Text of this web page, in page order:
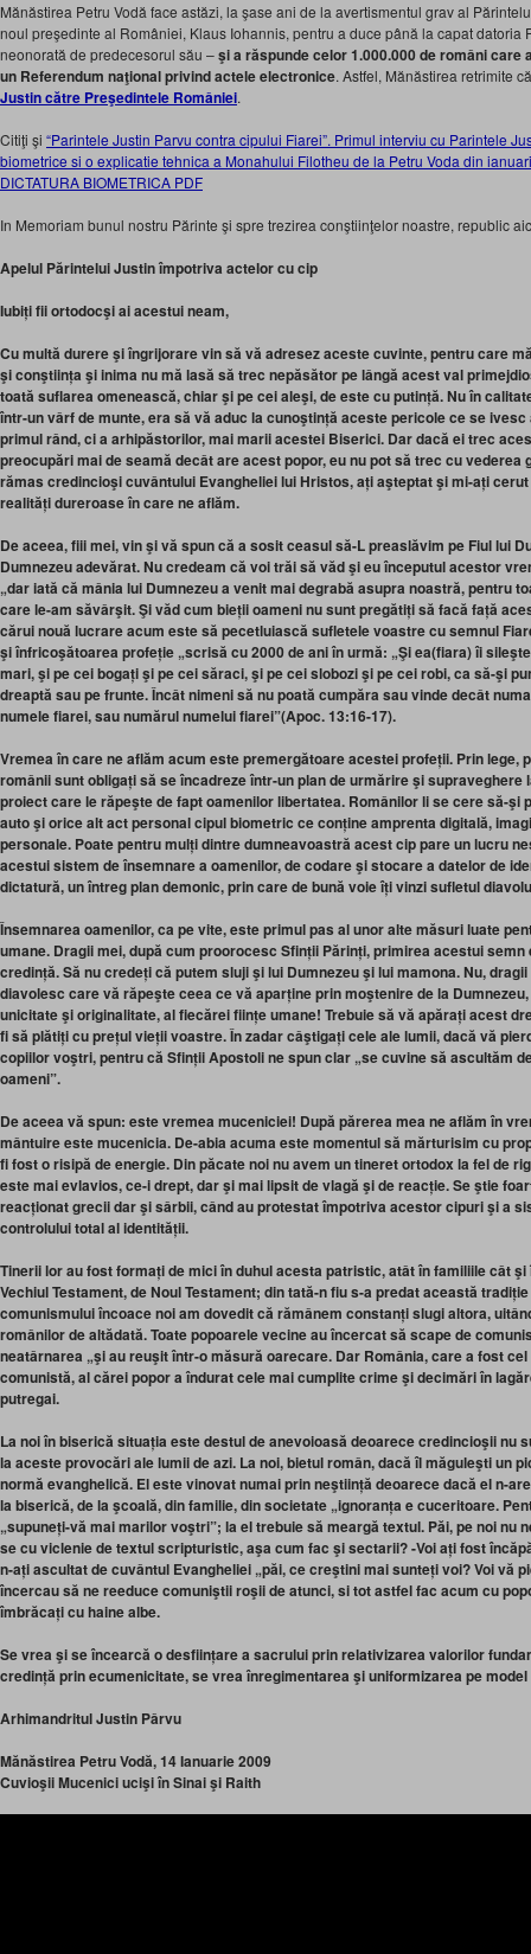
Mănăstirea Petru Vodă face astăzi, la şase ani de la avertismentul grav al
noul preşedinte al României, Klaus Iohannis, pentru a duce până la capat datoria
neonorată de predecesorul său –şi a răspunde celor 1.000.000 de români care
un Referendum naţional privind actele electronice. Astfel, Mănăstirea retrimite
Justin către Preşedintele României.
Citiţi şi “Parintele Justin Parvu contra cipului Fiarei”. Primul interviu cu Parintele
biometrice si o explicatie tehnica a Monahului Filotheu de la Petru Voda din
DICTATURA BIOMETRICA PDF
In Memoriam bunul nostru Părinte şi spre trezirea conştiinţelor noastre, republic
Apelul Părintelui Justin împotriva actelor cu cip
Iubiți fii ortodocşi ai acestui neam,
Cu multă durere şi îngrijorare vin să vă adresez aceste cuvinte, pentru care
şi conştiința şi inima nu mă lasă să trec nepăsător pe lângă acest val
toată suflarea omenească, chiar şi pe cei aleşi, de este cu putință. Nu în
într-un vârf de munte, era să vă aduc la cunoştință aceste pericole ce se
primul rând, ci a arhipăstorilor, mai marii acestei Biserici. Dar dacă ei trec
preocupări mai de seamă decât are acest popor, eu nu pot să trec cu
rămas credincioşi cuvântului Evangheliei lui Hristos, ați aşteptat şi mi-ați
realități dureroase în care ne aflăm.
De aceea, fiii mei, vin şi vă spun că a sosit ceasul să-L preaslăvim pe Fiul lui
Dumnezeu adevărat. Nu credeam că voi trăi să văd şi eu începutul acestor
„dar iată că mânia lui Dumnezeu a venit mai degrabă asupra noastră, pentru
care le-am săvârşit. Şi văd cum bieții oameni nu sunt pregătiți să facă față
cărui nouă lucrare acum este să pecetluiască sufletele voastre cu semnul
şi înfricoşătoarea profeție „scrisă cu 2000 de ani în urmă: „Şi ea(fiara) îi
mari, şi pe cei bogați şi pe cei săraci, şi pe cei slobozi şi pe cei robi, ca să-şi
dreaptă sau pe frunte. Încât nimeni să nu poată cumpăra sau vinde decât
numele fiarei, sau numărul numelui fiarei”(Apoc. 13:16-17).
Vremea în care ne aflăm acum este premergătoare acestei profeții. Prin lege,
românii sunt obligați să se încadreze într-un plan de urmărire şi supraveghere
proiect care le răpeşte de fapt oamenilor libertatea. Românilor li se cere să-şi
auto şi orice alt act personal cipul biometric ce conține amprenta digitală,
personale. Poate pentru mulți dintre dumneavoastră acest cip pare un lucru
acestui sistem de însemnare a oamenilor, de codare şi stocare a datelor de
dictatură, un întreg plan demonic, prin care de bună voie îți vinzi sufletul
Însemnarea oamenilor, ca pe vite, este primul pas al unor alte măsuri luate
umane. Dragii mei, după cum proorocesc Sfinții Părinți, primirea acestui
credință. Să nu credeți că putem sluji şi lui Dumnezeu şi lui mamona. Nu,
diavolesc care vă răpeşte ceea ce vă aparține prin moştenire de la
unicitate şi originalitate, al fiecărei ființe umane! Trebuie să vă apărați acest
fi să plătiți cu prețul vieții voastre. În zadar câştigați cele ale lumii, dacă vă
copiilor voştri, pentru că Sfinții Apostoli ne spun clar „se cuvine să ascultăm
oameni”.
De aceea vă spun: este vremea muceniciei! După părerea mea ne aflăm în
mântuire este mucenicia. De-abia acuma este momentul să mărturisim cu
fi fost o risipă de energie. Din păcate noi nu avem un tineret ortodox la fel de
este mai evlavios, ce-i drept, dar şi mai lipsit de vlagă şi de reacție. Se ştie
reacționat grecii dar şi sârbii, când au protestat împotriva acestor cipuri şi a
controlului total al identității.
Tinerii lor au fost formați de mici în duhul acesta patristic, atât în familiile cât şi
Vechiul Testament, de Noul Testament; din tată-n fiu s-a predat această
comunismului încoace noi am dovedit că rămânem constanți slugi altora,
românilor de altădată. Toate popoarele vecine au încercat să scape de
neatârnarea „şi au reuşit într-o măsură oarecare. Dar România, care a fost
comunistă, al cărei popor a îndurat cele mai cumplite crime şi decimări în
putregai.
La noi în biserică situația este destul de anevoioasă deoarece credincioşii nu
la aceste provocări ale lumii de azi. La noi, bietul român, dacă îl măguleşti un
normă evanghelică. El este vinovat numai prin neştiință deoarece dacă el n-
la biserică, de la şcoală, din familie, din societate „ignoranța e cuceritoare.
„supuneți-vă mai marilor voştri”; la el trebuie să meargă textul. Păi, pe noi nu
se cu viclenie de textul scripturistic, aşa cum fac şi sectarii? -Voi ați fost
n-ați ascultat de cuvântul Evangheliei „păi, ce creştini mai sunteți voi? Voi vă
încercau să ne reeduce comuniştii roşii de atunci, si tot astfel fac acum cu
îmbrăcați cu haine albe.
Se vrea şi se încearcă o desființare a sacrului prin relativizarea valorilor
credință prin ecumenicitate, se vrea înregimentarea şi uniformizarea pe
Arhimandritul Justin Pârvu
Mănăstirea Petru Vodă, 14 Ianuarie 2009
Cuvioşii Mucenici ucişi în Sinai şi Raith